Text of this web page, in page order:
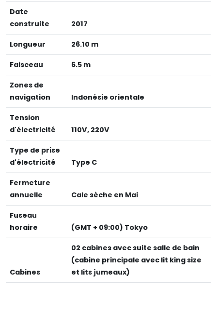
Date
construite
2017
Longueur 26.10 m
Faisceau 6.5 m
Zones de
navigation
Indonésie orientale
Tension
d'électricité
110V, 220V
Type de prise
d'électricité
Type C
Fermeture
annuelle
Cale sèche en Mai
Fuseau
horaire
(GMT + 09:00) Tokyo
Cabines
02 cabines avec suite salle de bain
(cabine principale avec lit king size
et lits jumeaux)